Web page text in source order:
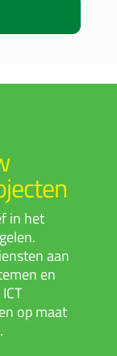
in het
aan
en
op maat